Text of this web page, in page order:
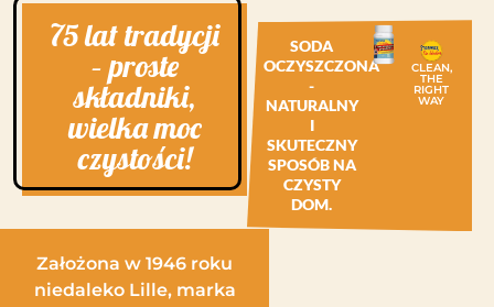
SODA
OCZYSZCZONA
-
NATURALNY
I
SKUTECZNY
SPOSÓB NA
CZYSTY
DOM.
CLEAN,
THE
RIGHT
WAY
75 lat tradycji
– proste
składniki,
wielka moc
czystości!
Założona w 1946 roku
niedaleko Lille, marka